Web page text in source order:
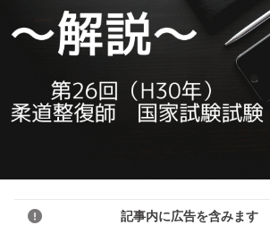
記事内に広告を含みます